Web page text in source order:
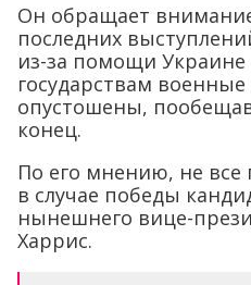
Он обращает
последних
из-за помощи Украине
государствам
опустошены,
конец.
По его мнению, не все
в случае победы
нынешнего вице-
Харрис.